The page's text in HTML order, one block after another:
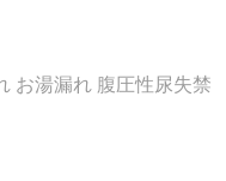
お湯漏れ 腹圧性尿失禁